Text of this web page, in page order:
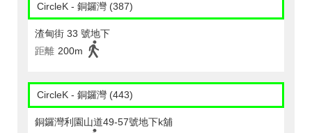
CircleK - 銅鑼灣 (387)
渣甸街 33 號地下
距離 200m
CircleK - 銅鑼灣 (443)
銅鑼灣利園山道49-57號地下k舖